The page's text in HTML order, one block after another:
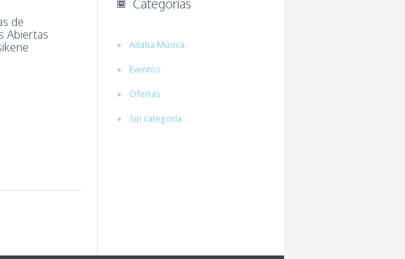
de
Abiertas
Categorías
Aitana Música
Eventos
Ofertas
Sin categoría